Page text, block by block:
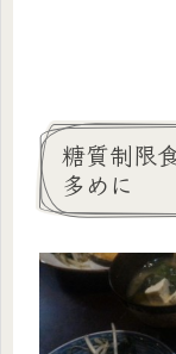
糖質制限
多めに